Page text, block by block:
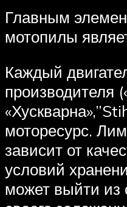
Главным
мотопилы
Каждый
производителя
моторесурс.
зависит от
условий
может выйти из